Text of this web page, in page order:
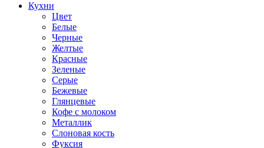
Кухни
Цвет
Белые
Черные
Желтые
Красные
Зеленые
Серые
Бежевые
Глянцевые
Кофе с молоком
Металлик
Слоновая кость
Фуксия